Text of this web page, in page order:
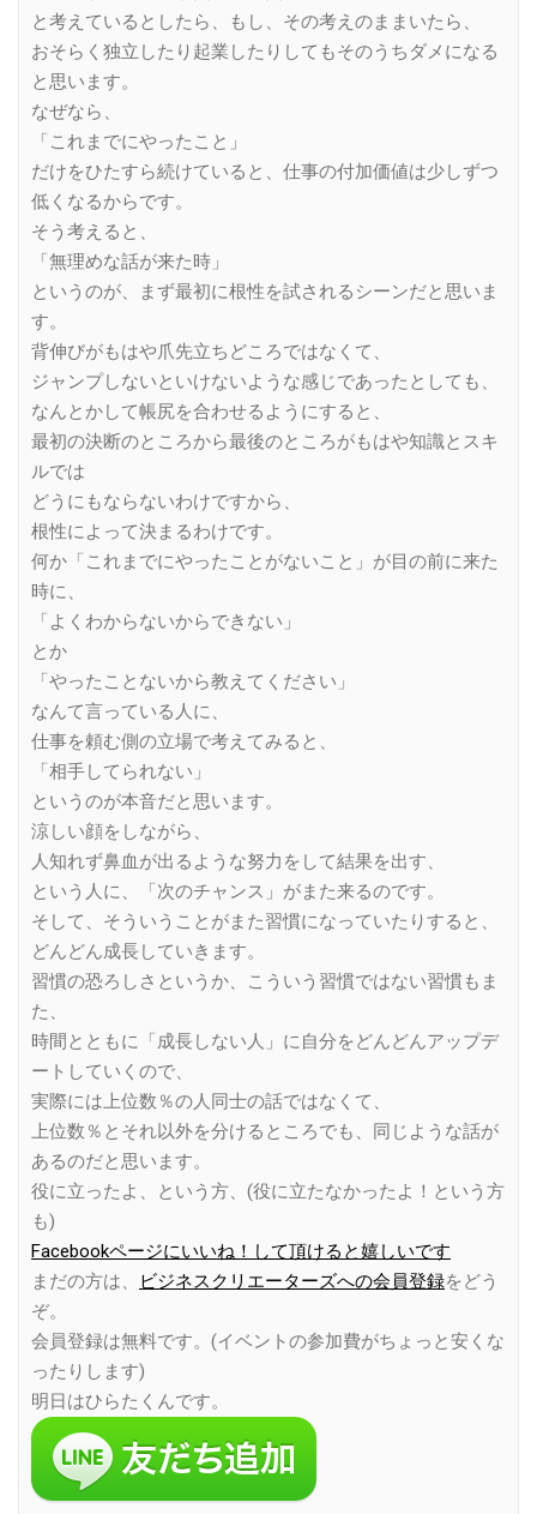
と考えているとしたら、もし、その考えのままいたら、
おそらく独立したり起業したりしてもそのうちダメになる
と思います。
なぜなら、
「これまでにやったこと」
だけをひたすら続けていると、仕事の付加価値は少しずつ
低くなるからです。
そう考えると、
「無理めな話が来た時」
というのが、まず最初に根性を試されるシーンだと思いま
す。
背伸びがもはや爪先立ちどころではなくて、
ジャンプしないといけないような感じであったとしても、
なんとかして帳尻を合わせるようにすると、
最初の決断のところから最後のところがもはや知識とスキ
ルでは
どうにもならないわけですから、
根性によって決まるわけです。
何か「これまでにやったことがないこと」が目の前に来た
時に、
「よくわからないからできない」
とか
「やったことないから教えてください」
なんて言っている人に、
仕事を頼む側の立場で考えてみると、
「相手してられない」
というのが本音だと思います。
涼しい顔をしながら、
人知れず鼻血が出るような努力をして結果を出す、
という人に、「次のチャンス」がまた来るのです。
そして、そういうことがまた習慣になっていたりすると、
どんどん成長していきます。
習慣の恐ろしさというか、こういう習慣ではない習慣もま
た、
時間とともに「成長しない人」に自分をどんどんアップデ
ートしていくので、
実際には上位数％の人同士の話ではなくて、
上位数％とそれ以外を分けるところでも、同じような話が
あるのだと思います。
役に立ったよ、という方、(役に立たなかったよ！という方
も)
Facebookページにいいね！して頂けると嬉しいです
まだの方は、
ビジネスクリエーターズへの会員登録をどう
ぞ。
会員登録は無料です。(イベントの参加費がちょっと安くな
ったりします)
明日はひらたくんです。